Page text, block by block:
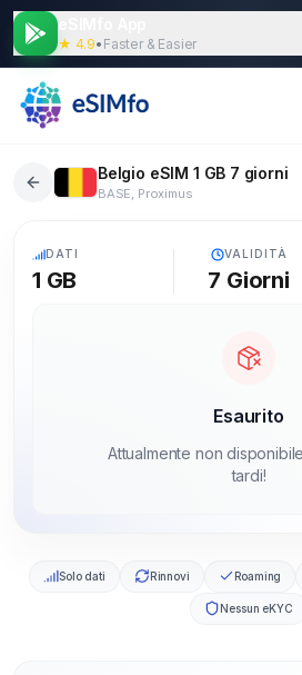
★ 4.9• Faster & Easier
Belgio eSIM 1 GB 7 giorni
BASE, Proximus
DATI
1 GB
VALIDITÀ
7 Giorni
Esaurito
Attualmente non
tardi!
Solo dati Rinnovi Roaming
Nessun eKYC